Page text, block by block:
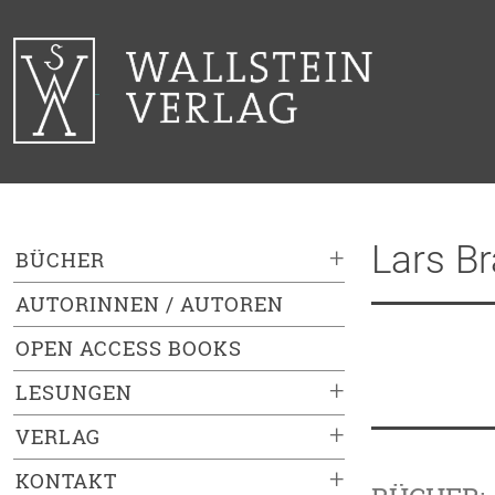
+
BÜCHER
AUTORINNEN / AUTOREN
OPEN ACCESS BOOKS
+
LESUNGEN
+
VERLAG
+
KONTAKT
Lars